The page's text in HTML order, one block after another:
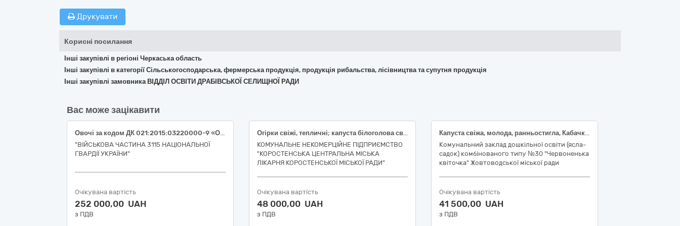
Друкувати
Корисні посилання
Інші закупівлі в регіоні Черкаська область
Інші закупівлі в категорії Сільськогосподарська, фермерська продукція, продукція рибальства, лісівництва та супутня продукція
Інші закупівлі замовника ВІДДІЛ ОСВІТИ ДРАБІВСЬКОЇ СЕЛИЩНОЇ РАДИ
Вас може зацікавити
Овочі за кодом ДК 021:2015:03220000-9 «Овочі, фрукти та горіхи» огірок свіжий (ДК 021:2015:03221270-9 «Огірки»), помідор свіжий (ДК 021:2015:03221240-0 «Помідори»), перець солодкий (ДК 021:2015:03221230-7 «Перець овочевий»)
"ВІЙСЬКОВА ЧАСТИНА 3115 НАЦІОНАЛЬНОЇ
ГВАРДІЇ УКРАЇНИ"
Очікувана вартість
252 000,00 UAH
з ПДВ
Огірки свіжі, тепличні; капуста білоголова свіжа; яблука свіжі.
КОМУНАЛЬНЕ НЕКОМЕРЦІЙНЕ ПІДПРИЄМСТВО
"КОРОСТЕНСЬКА ЦЕНТРАЛЬНА МІСЬКА
ЛІКАРНЯ КОРОСТЕНСЬКОЇ МІСЬКОЇ РАДИ"
Очікувана вартість
48 000,00 UAH
з ПДВ
Капуста свіжа, молода, ранньостигла, Кабачки свіжі, молоді, Огірки свіжі, середньоплідні, Помідори (томати) свіжі, округлі, червоні, Редиска свіжа, без листків, Часник свіжий, Кріп свіжий, Цибуля зелена свіжа
Комунальний заклад дошкільної освіти (ясла-
садок) комбінованого типу №30 "Червоненька
квіточка" Жовтоводської міської ради
Очікувана вартість
41 500,00 UAH
з ПДВ